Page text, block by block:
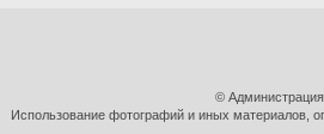
©
Использование фотографий и иных материалов,